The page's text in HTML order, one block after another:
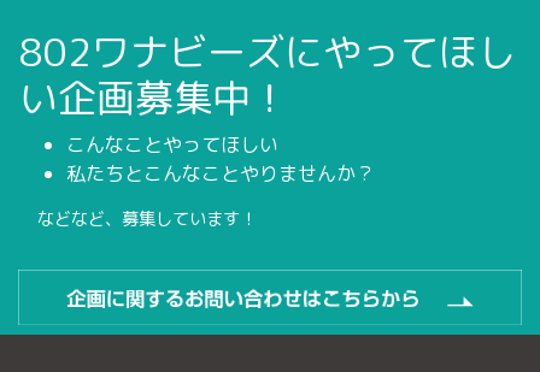
802ワナビーズにやってほし
い企画募集中！
こんなことやってほしい
私たちとこんなことやりませんか？
などなど、募集しています！